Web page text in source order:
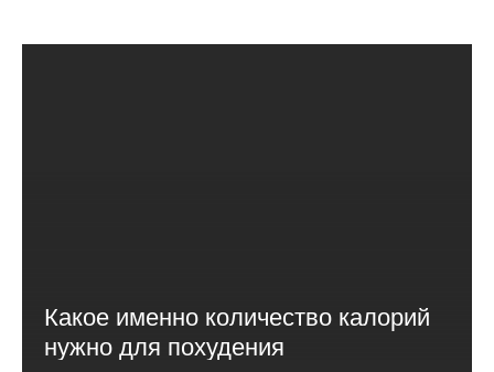
Какое именно количество калорий
нужно для похудения